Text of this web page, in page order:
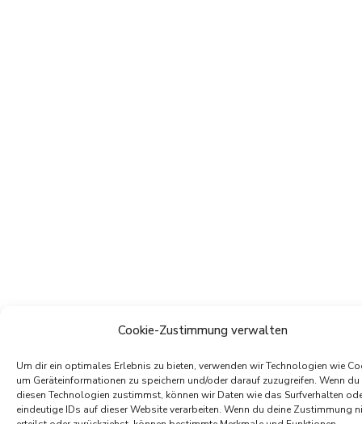
Cookie-Zustimmung verwalten
Um dir ein optimales Erlebnis zu bieten, verwenden wir Technologien wie
um Geräteinformationen zu speichern und/oder darauf zuzugreifen. Wenn du
diesen Technologien zustimmst, können wir Daten wie das Surfverhalten
eindeutige IDs auf dieser Website verarbeiten. Wenn du deine Zustimmung